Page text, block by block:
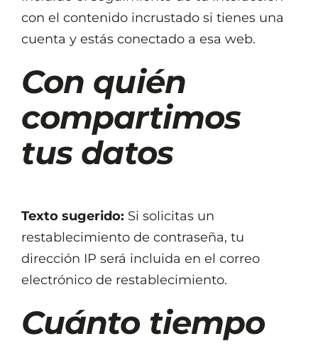
con el contenido incrustado si tienes una
cuenta y estás conectado a esa web.
Con quién
compartimos
tus datos
Texto sugerido: Si solicitas un
restablecimiento de contraseña, tu
dirección IP será incluida en el correo
electrónico de restablecimiento.
Cuánto tiempo